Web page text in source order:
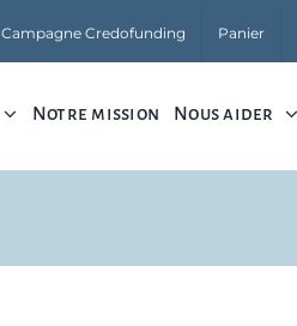
Campagne Credofunding Panier
Notre mission Nous aider